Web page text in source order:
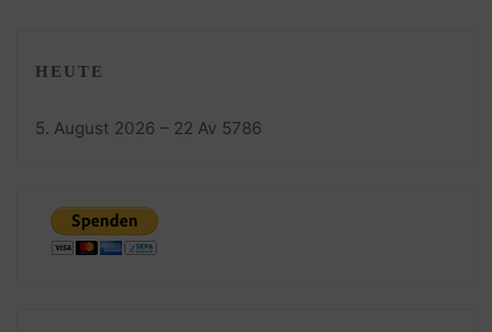
HEUTE
5. August 2026 – 22 Av 5786